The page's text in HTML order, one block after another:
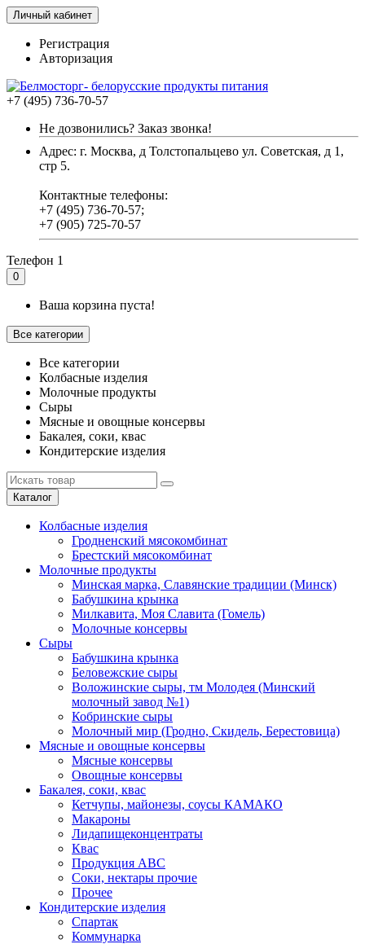
Личный кабинет
Регистрация
Авторизация
+7 (495) 736-70-57
Не дозвонились? Заказ звонка!
Адрес: г. Москва, д Толстопальцево ул. Советская, д 1,
стр 5.
Контактные телефоны:
+7 (495) 736-70-57;
+7 (905) 725-70-57
Телефон 1
0
Ваша корзина пуста!
Все категории
Все категории
Колбасные изделия
Молочные продукты
Сыры
Мясные и овощные консервы
Бакалея, соки, квас
Кондитерские изделия
Каталог
Колбасные изделия
Гродненский мясокомбинат
Брестский мясокомбинат
Молочные продукты
Минская марка, Славянские традиции (Минск)
Бабушкина крынка
Милкавита, Моя Славита (Гомель)
Молочные консервы
Сыры
Бабушкина крынка
Беловежские сыры
Воложинские сыры, тм Молодея (Минский
молочный завод №1)
Кобринские сыры
Молочный мир (Гродно, Скидель, Берестовица)
Мясные и овощные консервы
Мясные консервы
Овощные консервы
Бакалея, соки, квас
Кетчупы, майонезы, соусы КАМАКО
Макароны
Лидапищеконцентраты
Квас
Продукция АВС
Соки, нектары прочие
Прочее
Кондитерские изделия
Спартак
Коммунарка